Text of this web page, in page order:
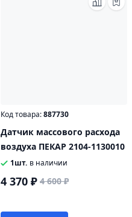
Код товара:887730
Датчик массового расхода
воздуха ПЕКАР 2104-1130010
1шт. в наличии
4 370 ₽ 4 600 ₽